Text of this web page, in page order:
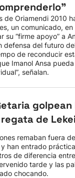
de Oriamendi 2010
un comunicado, en
su “firme apoyo” a
defensa del futuro
de reconducir
Imanol Ansa
señalan.
golpean
de
remaban fuera
han entrado
de diferencia
tarde y las
chocando.